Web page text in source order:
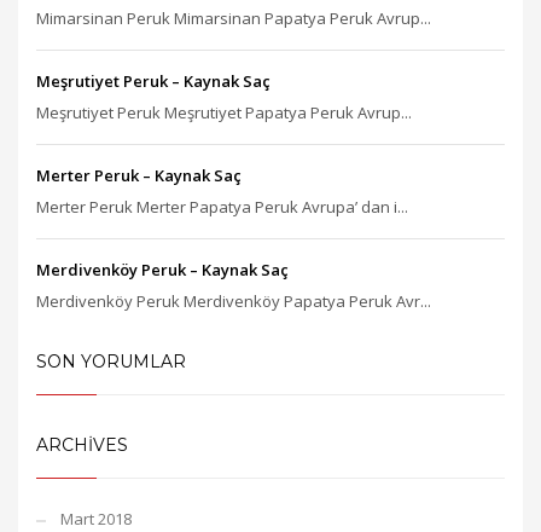
Mimarsinan Peruk Mimarsinan Papatya Peruk Avrup...
Meşrutiyet Peruk – Kaynak Saç
Meşrutiyet Peruk Meşrutiyet Papatya Peruk Avrup...
Merter Peruk – Kaynak Saç
Merter Peruk Merter Papatya Peruk Avrupa’ dan i...
Merdivenköy Peruk – Kaynak Saç
Merdivenköy Peruk Merdivenköy Papatya Peruk Avr...
SON YORUMLAR
ARCHIVES
Mart 2018